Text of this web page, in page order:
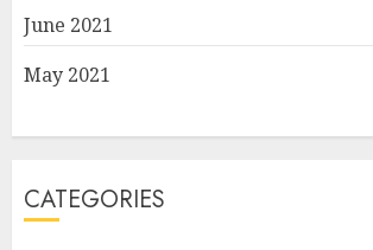
June 2021
May 2021
CATEGORIES